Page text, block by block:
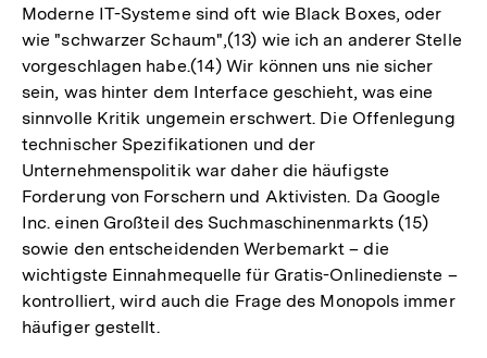
Moderne IT-Systeme sind oft wie Black Boxes, oder
wie "schwarzer Schaum",(13) wie ich an anderer Stelle
vorgeschlagen habe.(14) Wir können uns nie sicher
sein, was hinter dem Interface geschieht, was eine
sinnvolle Kritik ungemein erschwert. Die Offenlegung
technischer Spezifikationen und der
Unternehmenspolitik war daher die häufigste
Forderung von Forschern und Aktivisten. Da Google
Inc. einen Großteil des Suchmaschinenmarkts (15)
sowie den entscheidenden Werbemarkt – die
wichtigste Einnahmequelle für Gratis-Onlinedienste –
kontrolliert, wird auch die Frage des Monopols immer
häufiger gestellt.